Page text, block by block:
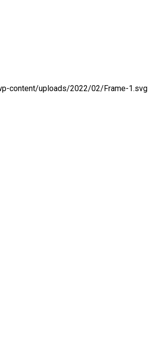
content/uploads/2022/02/Frame-1.svg